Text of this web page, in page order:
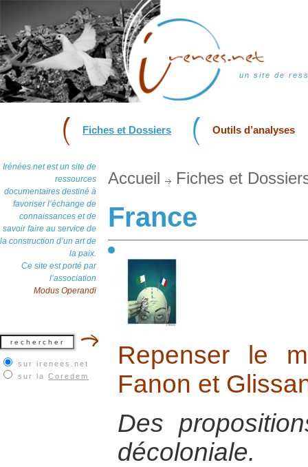
un site de
Fiches et Dossiers Outils d’analyses
Irénées.net est un site de
ressources
documentaires destiné à
favoriser l’échange de
connaissances et de
savoir faire au service de
la construction d’un art de
la paix.
Ce site est porté par
l’association
Modus Operandi
sur irenees.net
sur la Coredem
Accueil Fiches et
France
Repenser le
Fanon et
Des
décoloniale.